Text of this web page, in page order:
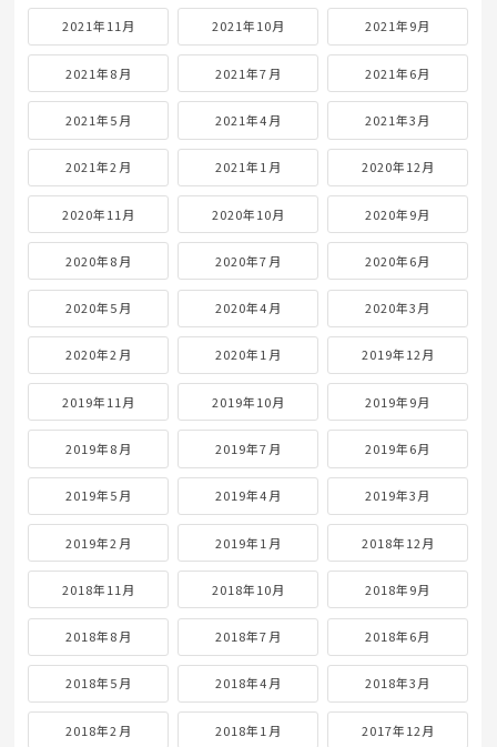
2021年11月 2021年10月 2021年9月
2021年8月 2021年7月 2021年6月
2021年5月 2021年4月 2021年3月
2021年2月 2021年1月 2020年12月
2020年11月 2020年10月 2020年9月
2020年8月 2020年7月 2020年6月
2020年5月 2020年4月 2020年3月
2020年2月 2020年1月 2019年12月
2019年11月 2019年10月 2019年9月
2019年8月 2019年7月 2019年6月
2019年5月 2019年4月 2019年3月
2019年2月 2019年1月 2018年12月
2018年11月 2018年10月 2018年9月
2018年8月 2018年7月 2018年6月
2018年5月 2018年4月 2018年3月
2018年2月 2018年1月 2017年12月